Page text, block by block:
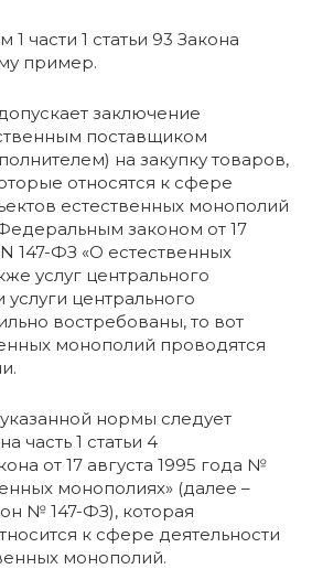
1 части 1 статьи 93 Закона
пример.
заключение
поставщиком
на закупку товаров,
относятся к сфере
естественных монополий
законом от 17
147-ФЗ «О естественных
услуг центрального
услуги центрального
востребованы, то вот
монополий проводятся
нормы следует
часть 1 статьи 4
от 17 августа 1995 года №
монополиях» (далее –
№ 147-ФЗ), которая
к сфере деятельности
монополий.